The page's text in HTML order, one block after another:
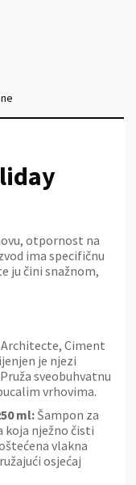
otpornost na
ima specifičnu
ju čini snažnom,
Ciment
je njezi
sveobuhvatnu
vrhovima.
ml: Šampon za
koja nježno čisti
vlakna
osjećaj